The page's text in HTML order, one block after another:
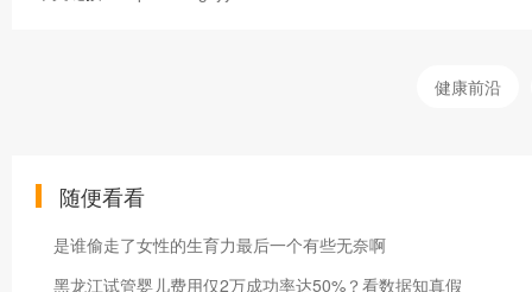
健康前沿
随便看看
是谁偷走了女性的生育力最后一个有些无奈啊
黑龙江试管婴儿费用仅2万成功率达50%？看数据知真假